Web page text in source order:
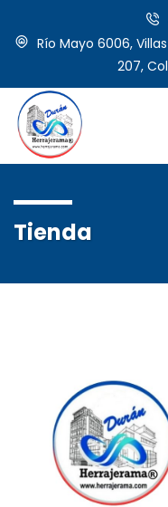
Río Mayo 6006,
207,
Tienda